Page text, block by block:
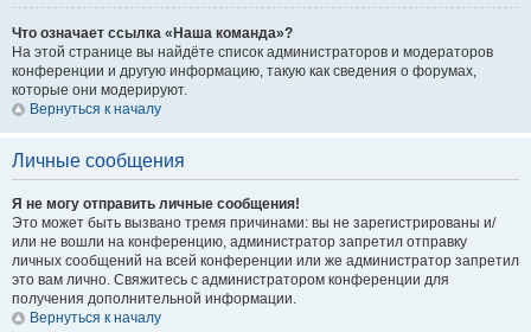
Что означает ссылка «Наша команда»?
На этой странице вы найдёте список администраторов и модераторов
конференции и другую информацию, такую как сведения о форумах,
которые они модерируют.
Вернуться к началу
Личные сообщения
Я не могу отправить личные сообщения!
Это может быть вызвано тремя причинами: вы не зарегистрированы и/
или не вошли на конференцию, администратор запретил отправку
личных сообщений на всей конференции или же администратор запретил
это вам лично. Свяжитесь с администратором конференции для
получения дополнительной информации.
Вернуться к началу